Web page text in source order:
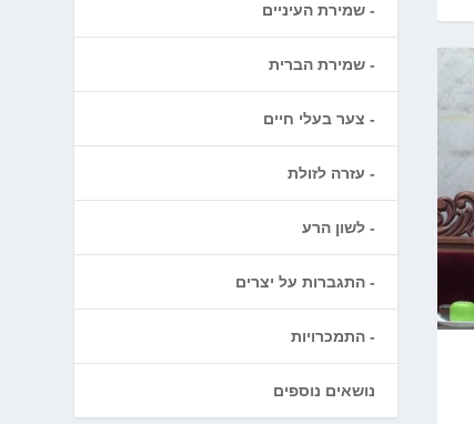
שמירת העיניים
שמירת הברית
צער בעלי חיים
עזרה לזולת
לשון הרע
התגברות על יצרים
התמכרויות
נושאים נוספים